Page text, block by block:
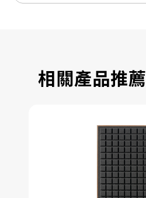
相關產品推薦